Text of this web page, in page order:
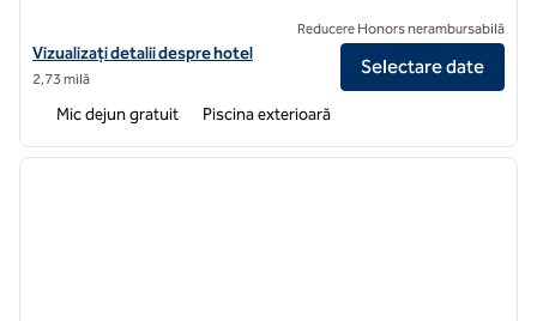
Vizualizați detaliile hotelului pentru Home2 Suites by Hilton Phoenix
Vizualizați detalii despre hotel
2,73 milă
Reducere Honors nerambursabilă
Selectare date
Mic dejun gratuit Piscina exterioară
1 din 12